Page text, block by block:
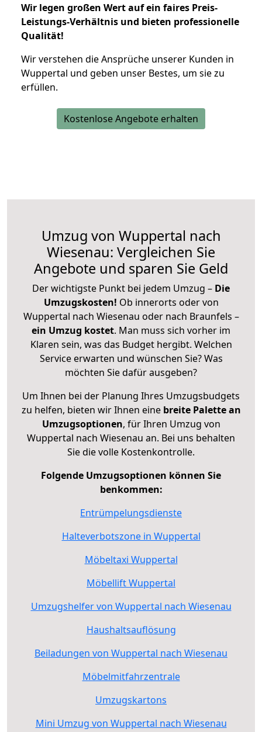
Wir legen großen Wert auf ein faires Preis-
Leistungs-Verhältnis und bieten professionelle
Qualität!
Wir verstehen die Ansprüche unserer Kunden in
Wuppertal und geben unser Bestes, um sie zu
erfüllen.
Kostenlose Angebote erhalten
Umzug von Wuppertal nach
Wiesenau: Vergleichen Sie
Angebote und sparen Sie Geld
Der wichtigste Punkt bei jedem Umzug – Die
Umzugskosten! Ob innerorts oder von
Wuppertal nach Wiesenau oder nach Braunfels –
ein Umzug kostet. Man muss sich vorher im
Klaren sein, was das Budget hergibt. Welchen
Service erwarten und wünschen Sie? Was
möchten Sie dafür ausgeben?
Um Ihnen bei der Planung Ihres Umzugsbudgets
zu helfen, bieten wir Ihnen eine breite Palette an
Umzugsoptionen, für Ihren Umzug von
Wuppertal nach Wiesenau an. Bei uns behalten
Sie die volle Kostenkontrolle.
Folgende Umzugsoptionen können Sie
benkommen:
Entrümpelungsdienste
Halteverbotszone in Wuppertal
Möbeltaxi Wuppertal
Möbellift Wuppertal
Umzugshelfer von Wuppertal nach Wiesenau
Haushaltsauflösung
Beiladungen von Wuppertal nach Wiesenau
Möbelmitfahrzentrale
Umzugskartons
Mini Umzug von Wuppertal nach Wiesenau